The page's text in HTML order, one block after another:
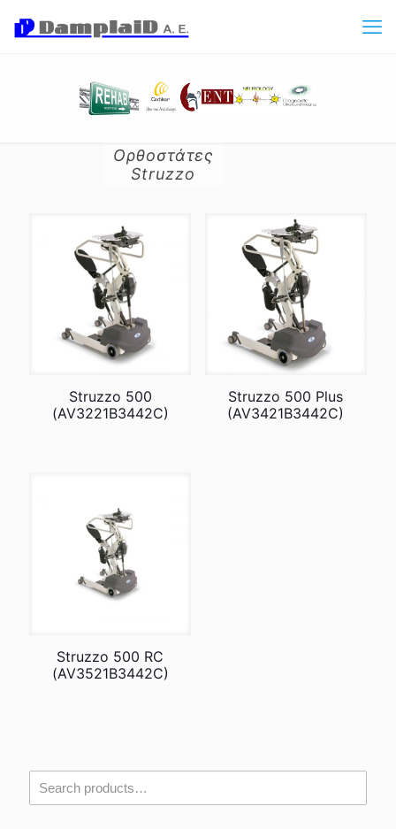
Ορθοστάτες
Struzzo
Struzzo 500
(AV3221B3442C)
Struzzo 500 Plus
(AV3421B3442C)
Struzzo 500 RC
(AV3521B3442C)